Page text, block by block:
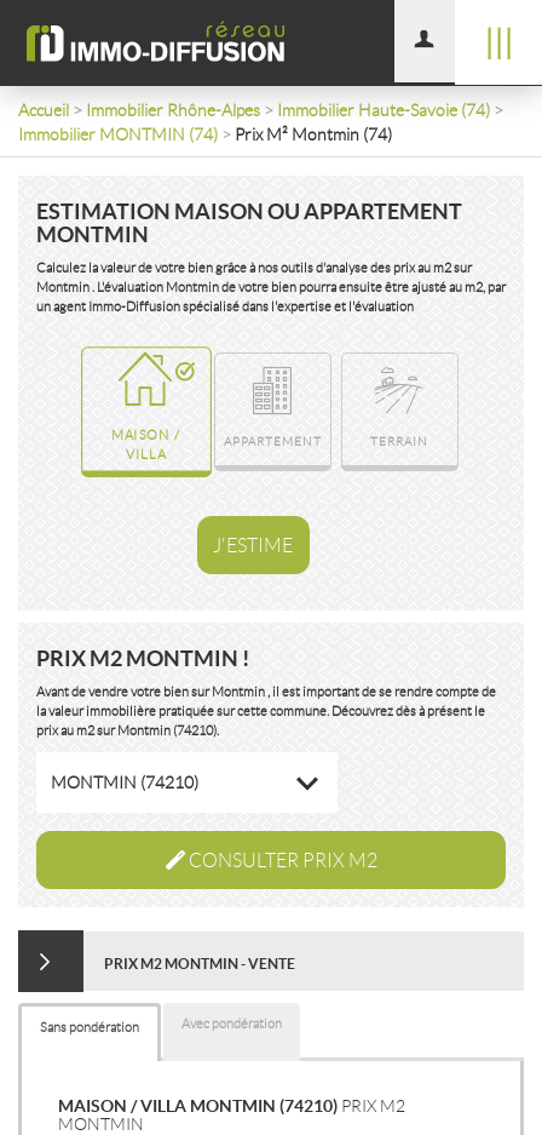
Accueil > Immobilier Rhône-Alpes > Immobilier Haute-Savoie (74) >
Immobilier MONTMIN (74) > Prix M² Montmin (74)
ESTIMATION MAISON OU APPARTEMENT
MONTMIN
Calculez la valeur de votre bien grâce à nos outils d'analyse des prix au m2 sur
Montmin . L'évaluation Montmin de votre bien pourra ensuite être ajusté au m2, par
un agent Immo-Diffusion spécialisé dans l'expertise et l'évaluation
MAISON /
VILLA
APPARTEMENT TERRAIN
J'ESTIME
PRIX M2 MONTMIN !
Avant de vendre votre bien sur Montmin , il est important de se rendre compte de
la valeur immobilière pratiquée sur cette commune. Découvrez dès à présent le
prix au m2 sur Montmin (74210).
MONTMIN (74210)
CONSULTER PRIX M2
PRIX M2 MONTMIN - VENTE
Sans pondération Avec pondération
MAISON / VILLA MONTMIN (74210) PRIX M2
MONTMIN